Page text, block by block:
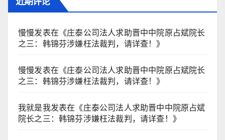
慢慢发表在《庄泰公司法人求助晋中中院原占斌院长
之三：韩锦芬涉嫌枉法裁判，请详查！ 》
慢慢发表在《庄泰公司法人求助晋中中院原占斌院长
之三：韩锦芬涉嫌枉法裁判，请详查！ 》
我就是我发表在《庄泰公司法人求助晋中中院原占斌
院长之三：韩锦芬涉嫌枉法裁判，请详查！ 》